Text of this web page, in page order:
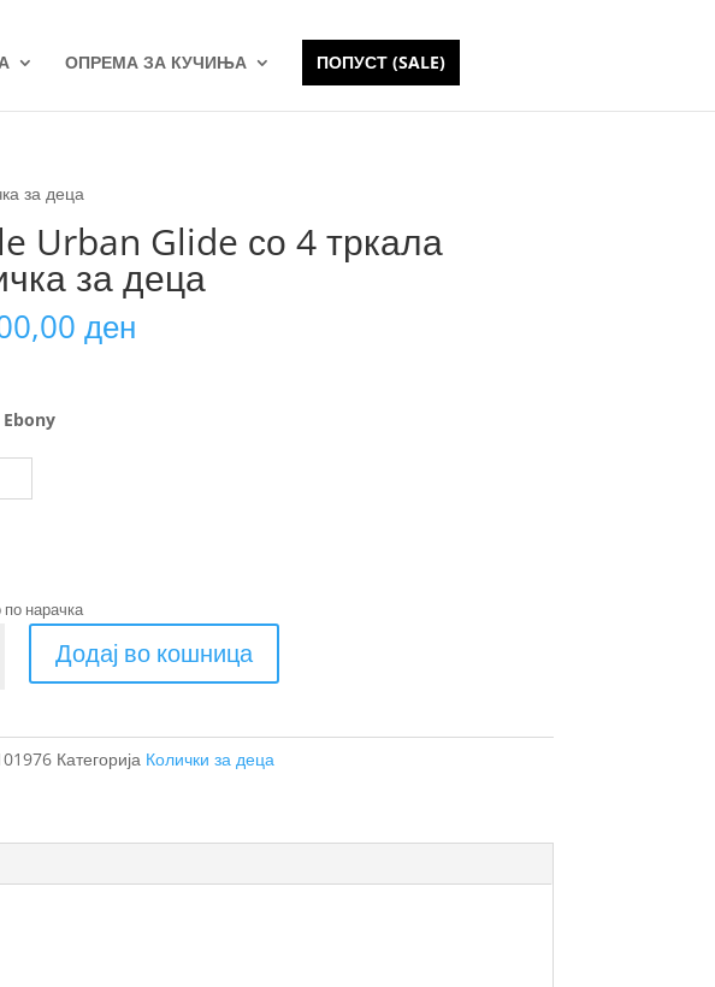
ОПРЕМА ЗА КУЧИЊА ПОПУСТ (SALE)
за деца
Urban Glide со 4 тркала
за деца
ден
нарачка
Додај во кошница
Категорија Колички за деца